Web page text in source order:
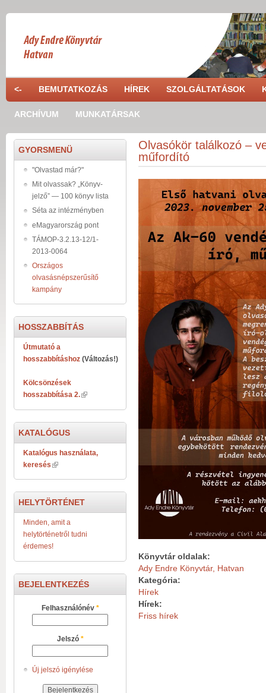
<- BEMUTATKOZÁS HÍREK SZOLGÁLTATÁSOK
ARCHÍVUM MUNKATÁRSAK
Olvasókör találkozó –
műfordító
Könyvtár oldalak:
Ady Endre Könyvtár, Hatvan
Kategória:
Hírek
Hírek:
Friss hírek
GYORSMENÜ
"Olvastad már?"
Mit olvassak? „Könyv-
jelző” — 100 könyv lista
Séta az intézményben
eMagyarország pont
TÁMOP-3.2.13-12/1-
2013-0064
Országos
olvasásnépszerűsítő
kampány
HOSSZABBÍTÁS
Útmutató a
hosszabbításhoz (Változás!)
Kölcsönzések
hosszabbítása 2.
KATALÓGUS
Katalógus használata,
keresés
HELYTÖRTÉNET
Minden, amit a
helytörténetről tudni
érdemes!
BEJELENTKEZÉS
Felhasználónév *
Jelszó *
Új jelszó igénylése